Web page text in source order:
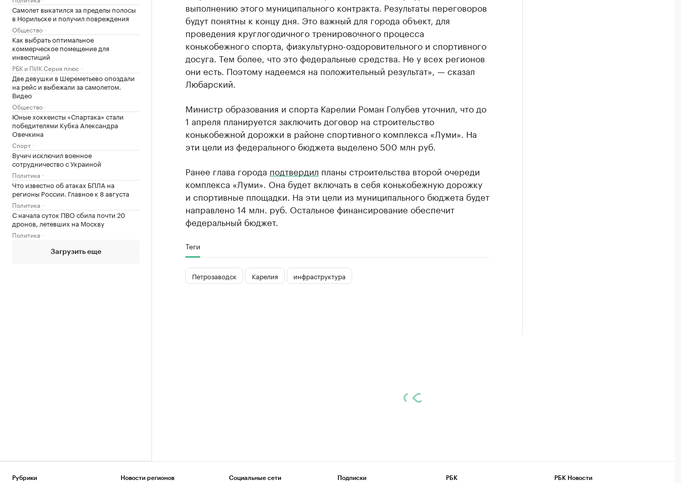
Самолет выкатился за пределы полосы
в Норильске и получил повреждения
Общество
Как выбрать оптимальное
коммерческое помещение для
инвестиций
РБК и ПИК Серия плюс
Две девушки в Шереметьево опоздали
на рейс и выбежали за самолетом.
Видео
Общество
Юные хоккеисты «Спартака» стали
победителями Кубка Александра
Овечкина
Спорт
Вучич исключил военное
сотрудничество с Украиной
Политика
Что известно об атаках БПЛА на
регионы России. Главное к 8 августа
Политика
С начала суток ПВО сбила почти 20
дронов, летевших на Москву
Политика
Загрузить еще
выполнению этого муниципального контракта. Результаты переговоров
будут понятны к концу дня. Это важный для города объект, для
проведения круглогодичного тренировочного процесса
конькобежного спорта, физкультурно-оздоровительного и спортивного
досуга. Тем более, что это федеральные средства. Не у всех регионов
они есть. Поэтому надеемся на положительный результат», — сказал
Любарский.
Министр образования и спорта Карелии Роман Голубев уточнил, что до
1 апреля планируется заключить договор на строительство
конькобежной дорожки в районе спортивного комплекса «Луми». На
эти цели из федерального бюджета выделено 500 млн руб.
Ранее глава города подтвердил планы строительства второй очереди
комплекса «Луми». Она будет включать в себя конькобежную дорожку
и спортивные площадки. На эти цели из муниципального бюджета будет
направлено 14 млн. руб. Остальное финансирование обеспечит
федеральный бюджет.
Теги
Петрозаводск Карелия инфраструктура
Рубрики Новости регионов Социальные сети Подписки РБК РБК Новости